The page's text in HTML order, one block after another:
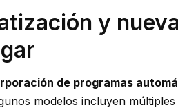
y
de programas
modelos incluyen múltiples